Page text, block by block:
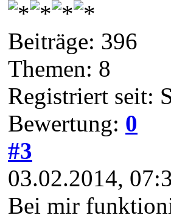
Beiträge: 396
Themen: 8
Registriert seit:
Bewertung: 0
#3
03.02.2014,
Bei mir